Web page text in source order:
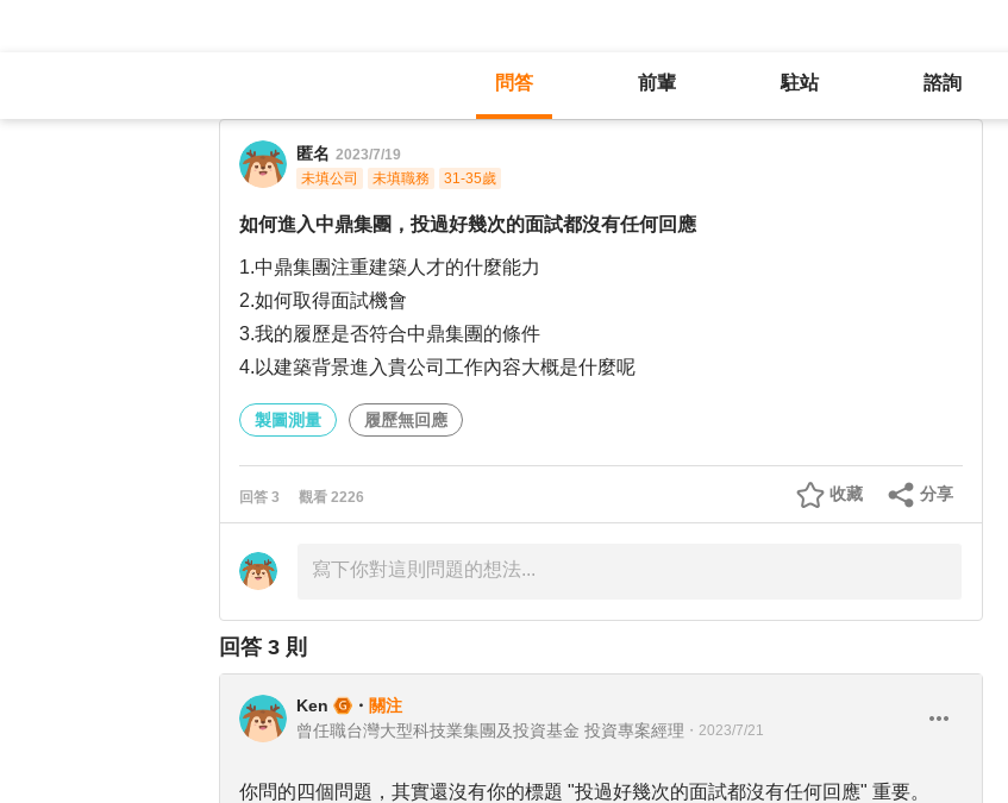
問答 前輩 駐站 諮詢
匿名 2023/7/19
未填公司
未填職務 31-35歲
如何進入中鼎集團，投過好幾次的面試都沒有任何回應
1.中鼎集團注重建築人才的什麼能力
2.如何取得面試機會
3.我的履歷是否符合中鼎集團的條件
4.以建築背景進入貴公司工作內容大概是什麼呢
製圖測量 履歷無回應
回答 3 觀看 2226 分享
收藏
回答 3 則
Ken ・ 關注
曾任職台灣大型科技業集團及投資基金 投資專案經理 ・ 2023/7/21
你問的四個問題，其實還沒有你的標題 "投過好幾次的面試都沒有任何回應" 重要。